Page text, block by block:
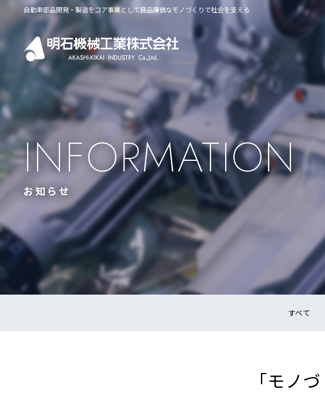
自動車部品開発・製造をコア事業として良品廉価なモノづくりで社会を支える
INFORMATION
お知らせ
すべて
「モノ